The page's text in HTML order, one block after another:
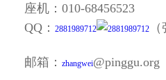
座机：010-68456523
QQ： 2881989712
邮箱： zhangwei@pinggu.org